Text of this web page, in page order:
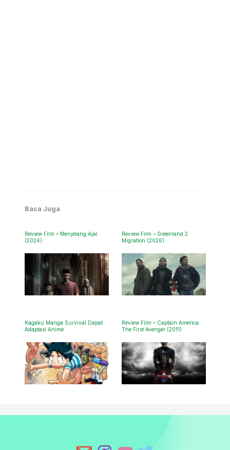
Baca Juga
Review Film – Menjelang Ajal
(2024)
Review Film – Greenland 2
Migration (2026)
Kagaku Manga Survival Dapat
Adaptasi Anime
Review Film – Captain America:
The First Avenger (2011)